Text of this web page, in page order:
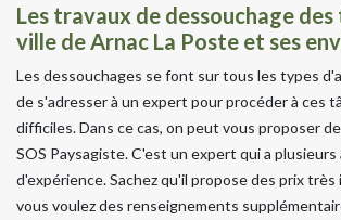
Les travaux de dessouchage des
ville de Arnac La Poste et ses
Les dessouchages se font sur tous les types
de s'adresser à un expert pour procéder à ces
difficiles. Dans ce cas, on peut vous proposer
SOS Paysagiste. C'est un expert qui a plusieurs
d'expérience. Sachez qu'il propose des prix
vous voulez des renseignements